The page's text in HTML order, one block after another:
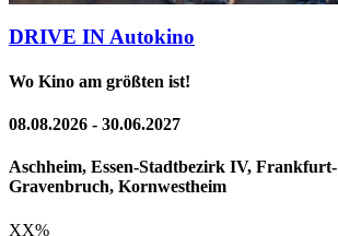
DRIVE IN Autokino
Wo Kino am größten ist!
08.08.2026 - 30.06.2027
Aschheim, Essen-Stadtbezirk IV, Frankfurt-
Gravenbruch, Kornwestheim
XX%